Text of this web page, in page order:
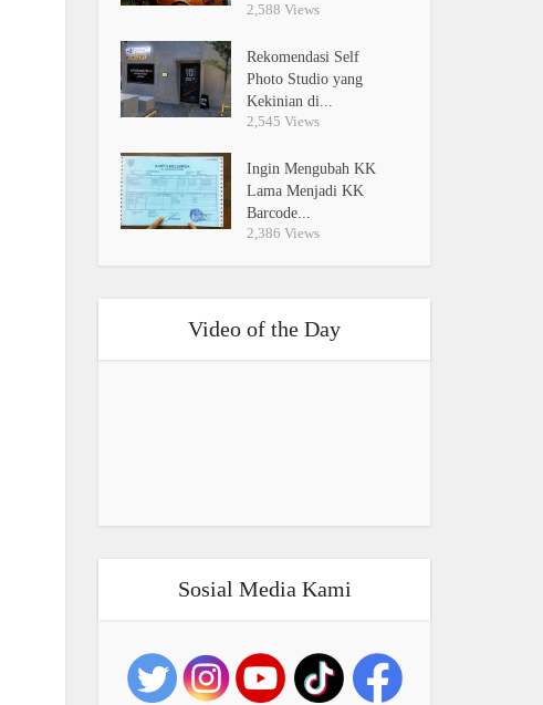
2,588 Views
Rekomendasi Self
Photo Studio yang
Kekinian di...
2,545 Views
Ingin Mengubah KK
Lama Menjadi KK
Barcode...
2,386 Views
Video of the Day
Sosial Media Kami